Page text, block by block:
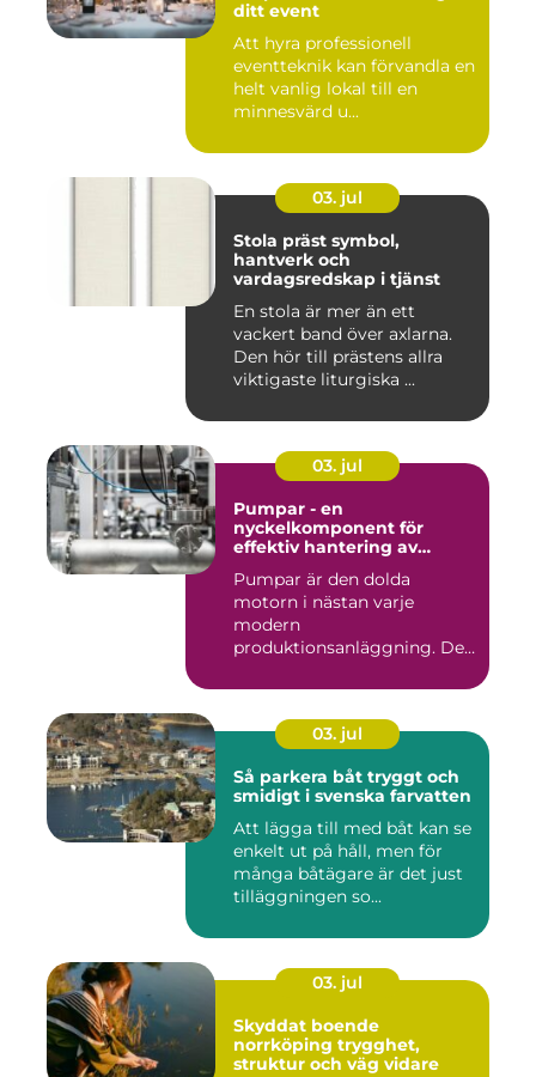
ditt event
Att hyra professionell
eventteknik kan förvandla en
helt vanlig lokal till en
minnesvärd u...
03. jul
Stola präst symbol,
hantverk och
vardagsredskap i tjänst
En stola är mer än ett
vackert band över axlarna.
Den hör till prästens allra
viktigaste liturgiska ...
03. jul
Pumpar - en
nyckelkomponent för
effektiv hantering av
Pumpar är den dolda
motorn i nästan varje
modern
produktionsanläggning. De
03. jul
Så parkera båt tryggt och
smidigt i svenska farvatten
Att lägga till med båt kan se
enkelt ut på håll, men för
många båtägare är det just
tilläggningen so...
03. jul
Skyddat boende
norrköping trygghet,
struktur och väg vidare